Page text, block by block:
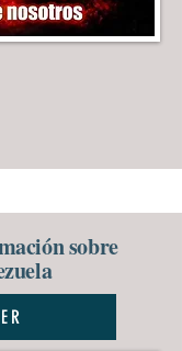
sobre